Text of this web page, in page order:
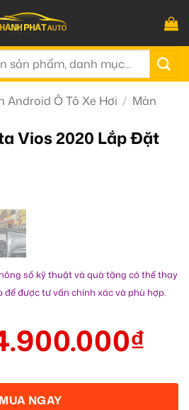
Android Ô Tô Xe Hơi / Màn
Vios 2020 Lắp Đặt
số kỹ thuật và quà tặng có thể thay
để được tư vấn chính xác và phù hợp.
₫
MUA NGAY